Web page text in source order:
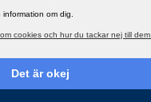
om dig.
cookies och hur du tackar nej till dem.
Det är okej